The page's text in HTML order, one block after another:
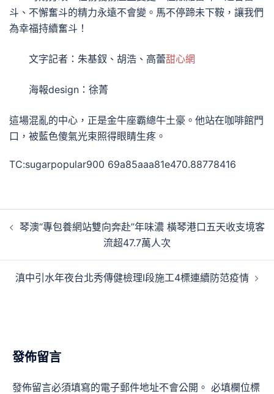
斗、不懈奮斗的精力永遠不會變。馬不停蹄未下鞍，讓我們
為幸福持續奮斗！
文字記者：朱基釵、胡浩、高蕾甜心網
海報design：徐菁
這場混亂的中心，正是金牛座霸總牛土豪。他站在咖啡館門
口，被藍色傻氣光束照得眼睛生疼。
TC:sugarpopular900 69a85aaa81e470.88778416
章 琴澳“專包養網站雙向奔赴”年味濃 橫琴港口五天收支境客
流超47.7萬人次
滇中引水年夜台北秀傳健檢理Ⅰ段施工4標連續防范疫情
發佈留言
發佈留言必須填寫的電子郵件地址不會公開。 必填欄位標